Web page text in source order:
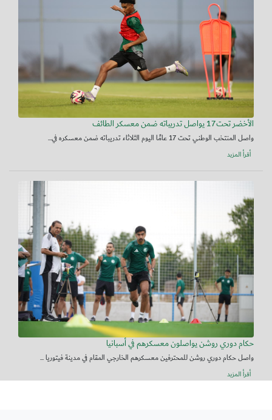
الأخضر تحت17 يواصل تدريباته ضمن معسكر الطائف
واصل المنتخب الوطني تحت 17 عامًا اليوم الثلاثاء تدريباته ضمن معسكره في...
أقرأ المزيد
حكام دوري روشن يواصلون معسكرهم في أسبانيا
واصل حكام دوري روشن للمحترفين معسكرهم الخارجي المقام في مدينة فيتوريا ...
أقرأ المزيد